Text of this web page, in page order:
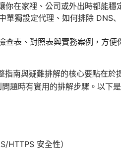
你在家裡、公司或外出時都能穩
單獨設定代理、如何排除 DNS
表、對照表與實務案例，方便
南與疑難排解的核心要點在於
題時有實用的排解步驟。以下
HTTPS 安全性）